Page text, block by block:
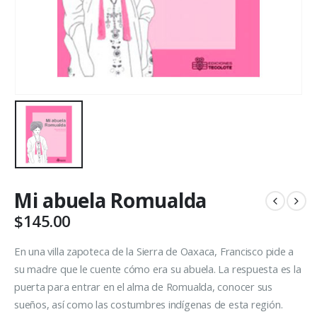
Mi abuela Romualda
$145.00
En una villa zapoteca de la Sierra de Oaxaca, Francisco pide a
su madre que le cuente cómo era su abuela. La respuesta es la
puerta para entrar en el alma de Romualda, conocer sus
sueños, así como las costumbres indígenas de esta región.